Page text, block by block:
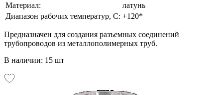
Материал:
латунь
Диапазон рабочих температур, С: +120*
Предназначен для создания разъемных соединений
трубопроводов из металлополимерных труб.
В наличии: 15 шт